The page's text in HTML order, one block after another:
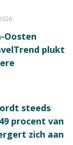
Oosten
plukt
steeds
procent van
zich aan